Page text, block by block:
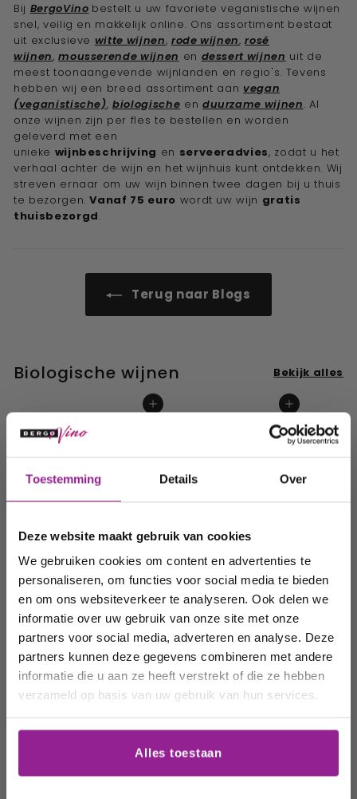
Toestemming Details Over
Deze website maakt gebruik van cookies
We gebruiken cookies om content en advertenties te
personaliseren, om functies voor social media te bieden
en om ons websiteverkeer te analyseren. Ook delen we
informatie over uw gebruik van onze site met onze
partners voor social media, adverteren en analyse. Deze
partners kunnen deze gegevens combineren met andere
informatie die u aan ze heeft verstrekt of die ze hebben
verzameld op basis van uw gebruik van hun services.
Alles toestaan
Bij BergoVino bestelt u uw favoriete veganistische wijnen
snel, veilig en makkelijk online. Ons assortiment bestaat
uit exclusieve witte wijnen, rode wijnen, rosé
wijnen, mousserende wijnen en dessert wijnen uit de
meest toonaangevende wijnlanden en regio's. Tevens
hebben wij een breed assortiment aan vegan
(veganistische), biologische en duurzame wijnen. Al
onze wijnen zijn per fles te bestellen en worden
geleverd met een
unieke wijnbeschrijving en serveeradvies, zodat u het
verhaal achter de wijn en het wijnhuis kunt ontdekken. Wij
streven ernaar om uw wijn binnen twee dagen bij u thuis
te bezorgen. Vanaf 75 euro wordt uw wijn gratis
thuisbezorgd.
Terug naar Blogs
Biologische wijnen Bekijk alles
In winkelwagen
Vegalfaro,
Rebel.lia Blanco
Bodegas
Vegalfaro,
Rebel.lia Blanco
Vegalfaro,
Rebel.lia Bl...
9,25€
9
In winkelwagen
Vegalfaro,
Rebel.lia Tinto
Bodegas
Vegalfaro,
Rebel.lia Tinto
Vegalfaro,
Rebel.lia Tin...
9,25€
9
5
9,25
Duurzame wijnen
Ontvang 10%
korting op uw
volgende
order!
Wij houden u graag op de
hoogte van onze acties,
wijnhuizen en uw
favoriete wijnen!